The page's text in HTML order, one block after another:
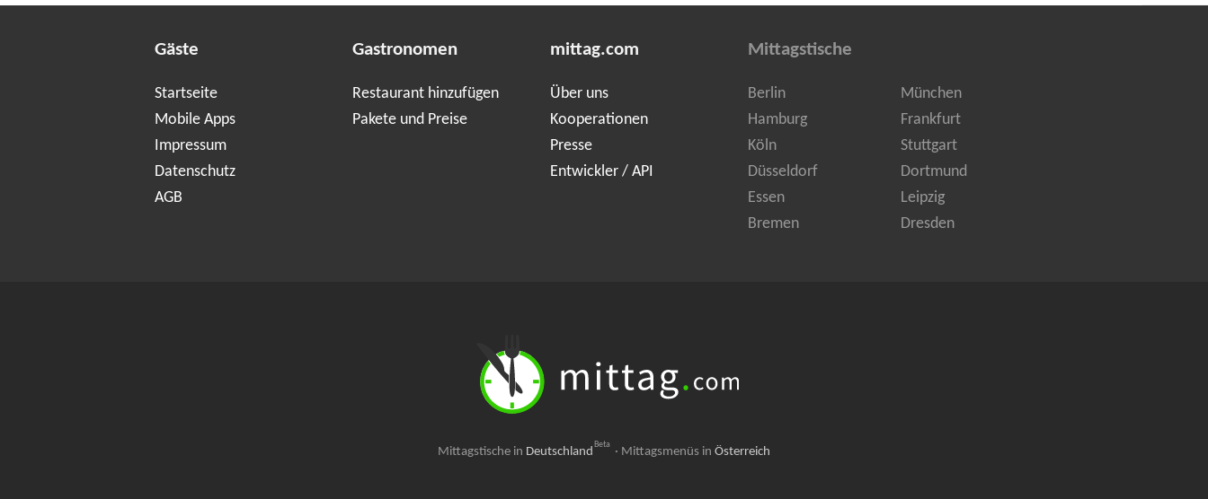
Gäste
Startseite
Mobile Apps
Impressum
Datenschutz
AGB
Gastronomen
Restaurant hinzufügen
Pakete und Preise
mittag.com
Über uns
Kooperationen
Presse
Entwickler / API
Mittagstische
Berlin
München
Hamburg
Frankfurt
Köln
Stuttgart
Düsseldorf
Dortmund
Essen
Leipzig
Bremen
Dresden
Mittagstische in Deutschland Beta · Mittagsmenüs in Österreich